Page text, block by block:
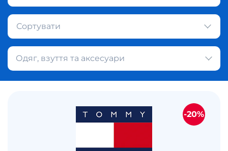
Сортувати
Одяг, взуття та аксесуари
-20%